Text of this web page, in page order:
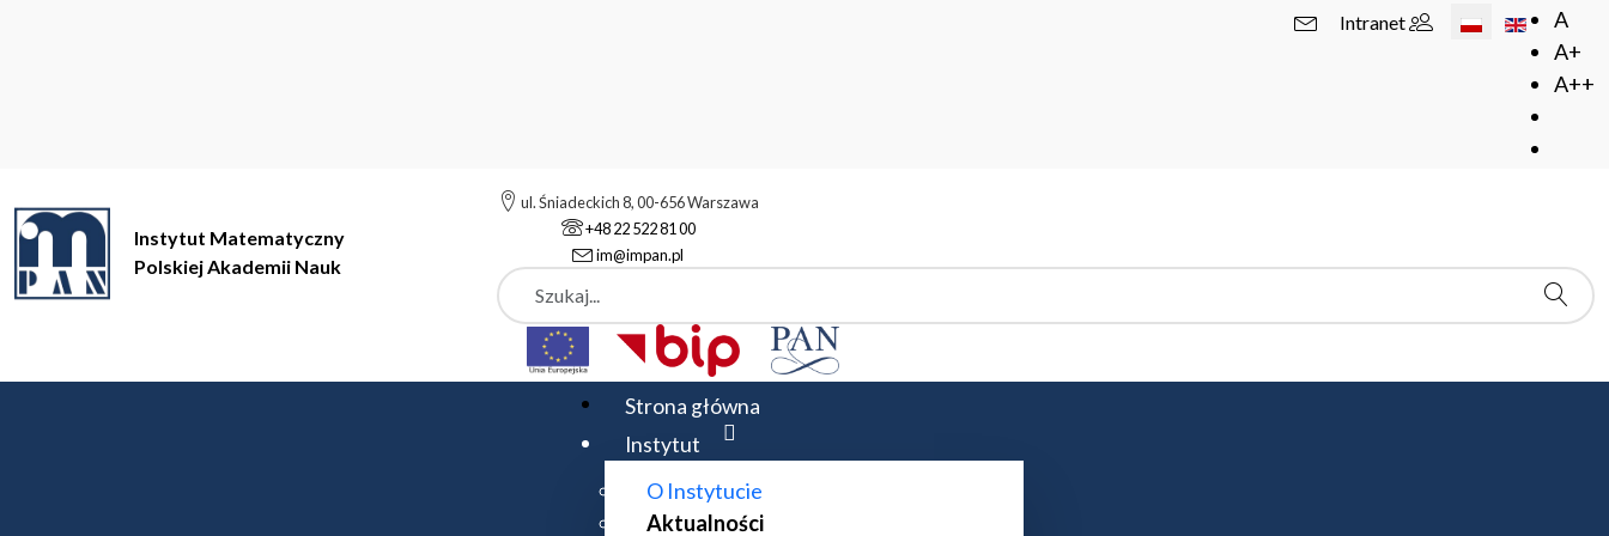
A
A+
A++
Wybierz swój język
Intranet
Instytut Matematyczny
Polskiej Akademii Nauk
ul. Śniadeckich 8, 00-656 Warszawa
+48 22 522 81 00
im@impan.pl
Szukaj
Strona główna
Instytut
O Instytucie
Aktualności
Instytut Matematyczny Polskiej Akademii Nauk Aktualności
Aktualności
WRĘCZENIE NAGRODY INSTYTUTU MATEMATYCZNEGO PAN DR. MIKOŁAJOWI FRĄCZYKOWI